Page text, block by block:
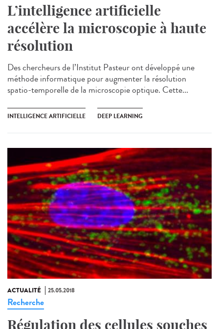
L’intelligence artificielle
accélère la microscopie à haute
résolution
Des chercheurs de l’Institut Pasteur ont développé une
méthode informatique pour augmenter la résolution
spatio-temporelle de la microscopie optique. Cette...
INTELLIGENCE ARTIFICIELLE DEEP LEARNING
ACTUALITÉ 25.05.2018
Recherche
Régulation des cellules souches